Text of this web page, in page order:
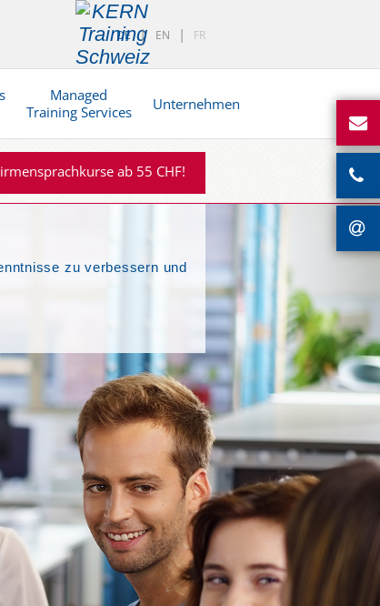
DE
EN FR
Managed
Training Services
Unternehmen
ab 55 CHF!
zu verbessern und